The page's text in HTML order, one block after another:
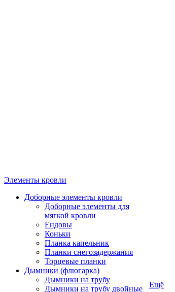
Элементы кровли
Доборные элементы кровли
Доборные элементы для
мягкой кровли
Ендовы
Коньки
Планка капельник
Планки снегозадержания
Торцевые планки
Дымники (флюгарка)
Дымники на трубу
Дымники на трубу двойные
Ещё